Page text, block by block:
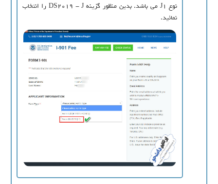
نوع J1 می باشد. بدین منظور گزینه DS2019 - J را انتخاب
نمائید.